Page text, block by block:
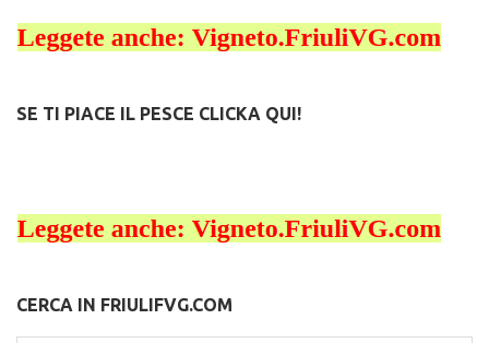
SE TI PIACE IL PESCE CLICKA QUI!
CERCA IN FRIULIFVG.COM